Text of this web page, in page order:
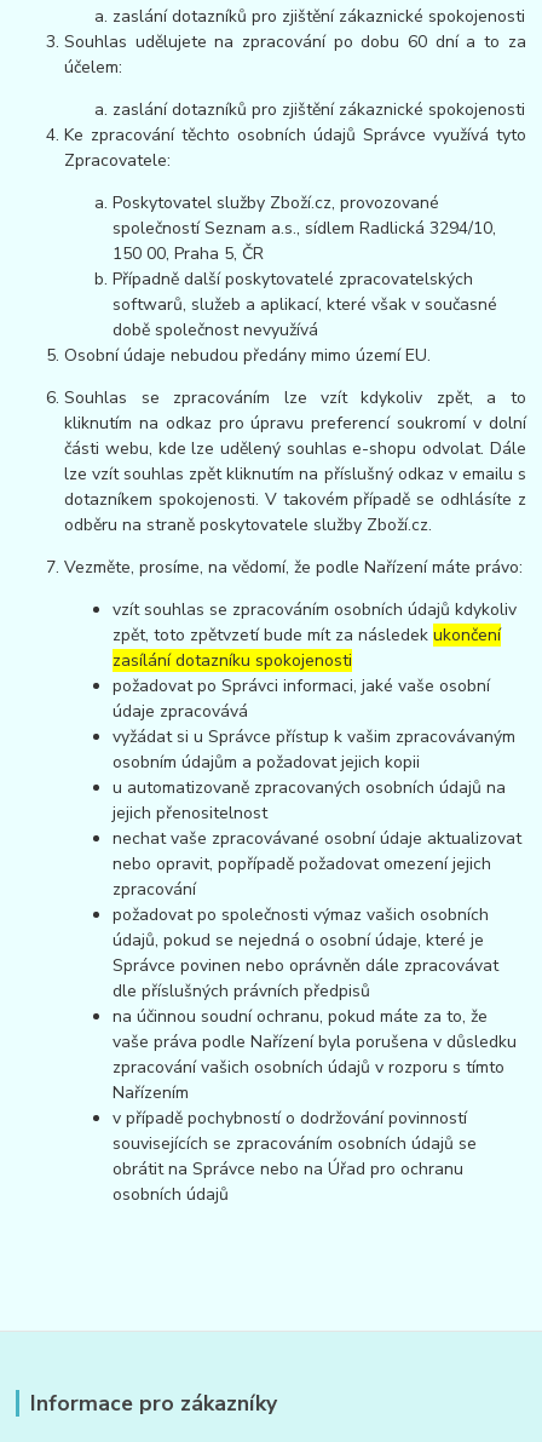
zaslání dotazníků pro zjištění zákaznické spokojenosti
Souhlas udělujete na zpracování po dobu 60 dní a to za
účelem:
zaslání dotazníků pro zjištění zákaznické spokojenosti
Ke zpracování těchto osobních údajů Správce využívá tyto
Zpracovatele:
Poskytovatel služby Zboží.cz, provozované
společností Seznam a.s., sídlem Radlická 3294/10,
150 00, Praha 5, ČR
Případně další poskytovatelé zpracovatelských
softwarů, služeb a aplikací, které však v současné
době společnost nevyužívá
Osobní údaje nebudou předány mimo území EU.
Souhlas se zpracováním lze vzít kdykoliv zpět, a to
kliknutím na odkaz pro úpravu preferencí soukromí v dolní
části webu, kde lze udělený souhlas e-shopu odvolat. Dále
lze vzít souhlas zpět kliknutím na příslušný odkaz v emailu s
dotazníkem spokojenosti. V takovém případě se odhlásíte z
odběru na straně poskytovatele služby Zboží.cz.
Vezměte, prosíme, na vědomí, že podle Nařízení máte právo:
vzít souhlas se zpracováním osobních údajů kdykoliv
zpět, toto zpětvzetí bude mít za následekukončení
zasílání dotazníku spokojenosti
požadovat po Správci informaci, jaké vaše osobní
údaje zpracovává
vyžádat si u Správce přístup k vašim zpracovávaným
osobním údajům a požadovat jejich kopii
u automatizovaně zpracovaných osobních údajů na
jejich přenositelnost
nechat vaše zpracovávané osobní údaje aktualizovat
nebo opravit, popřípadě požadovat omezení jejich
zpracování
požadovat po společnosti výmaz vašich osobních
údajů, pokud se nejedná o osobní údaje, které je
Správce povinen nebo oprávněn dále zpracovávat
dle příslušných právních předpisů
na účinnou soudní ochranu, pokud máte za to, že
vaše práva podle Nařízení byla porušena v důsledku
zpracování vašich osobních údajů v rozporu s tímto
Nařízením
v případě pochybností o dodržování povinností
souvisejících se zpracováním osobních údajů se
obrátit na Správce nebo na Úřad pro ochranu
osobních údajů
Informace pro zákazníky